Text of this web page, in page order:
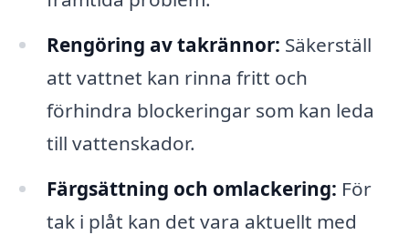
Rengöring av takrännor: Säkerställ
att vattnet kan rinna fritt och
förhindra blockeringar som kan leda
till vattenskador.
Färgsättning och omlackering: För
tak i plåt kan det vara aktuellt med